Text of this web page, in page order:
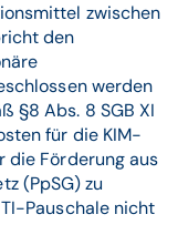
zwischen
den
werden
§8 Abs. 8 SGB XI
für die KIM-
die Förderung aus
(PpSG) zu
Pauschale nicht